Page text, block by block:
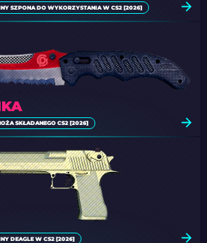
SZPONA DO WYKORZYSTANIA W CS2 [2026]
SKŁADANEGO CS2 [2026]
DEAGLE W CS2 [2026]